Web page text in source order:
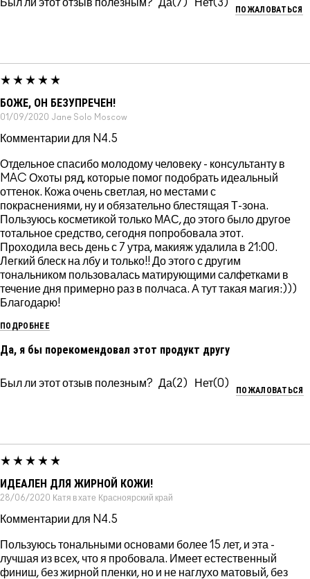
Был ли этот отзыв полезным? 7 3
ПОЖАЛОВАТЬСЯ
БОЖЕ, ОН БЕЗУПРЕЧЕН!
01/09/2020 Jane Solo Moscow
Комментарии для N4.5
Отдельное спасибо молодому человеку - консультанту в
MAC Охоты ряд, которые помог подобрать идеальный
оттенок. Кожа очень светлая, но местами с
покраснениями, ну и обязательно блестящая Т-зона.
Пользуюсь косметикой только МАС, до этого было другое
тотальное средство, сегодня попробовала этот.
Проходила весь день с 7 утра, макияж удалила в 21:00.
Легкий блеск на лбу и только!! До этого с другим
тональником пользовалась матирующими салфетками в
течение дня примерно раз в полчаса. А тут такая магия:)))
Благодарю!
ПОДРОБНЕЕ
Да, я бы порекомендовал этот продукт другу
Был ли этот отзыв полезным? 2 0
ПОЖАЛОВАТЬСЯ
ИДЕАЛЕН ДЛЯ ЖИРНОЙ КОЖИ!
28/06/2020 Катя в хате Красноярский край
Комментарии для N4.5
Пользуюсь тональными основами более 15 лет, и эта -
лучшая из всех, что я пробовала. Имеет естественный
финиш, без жирной пленки, но и не наглухо матовый, без